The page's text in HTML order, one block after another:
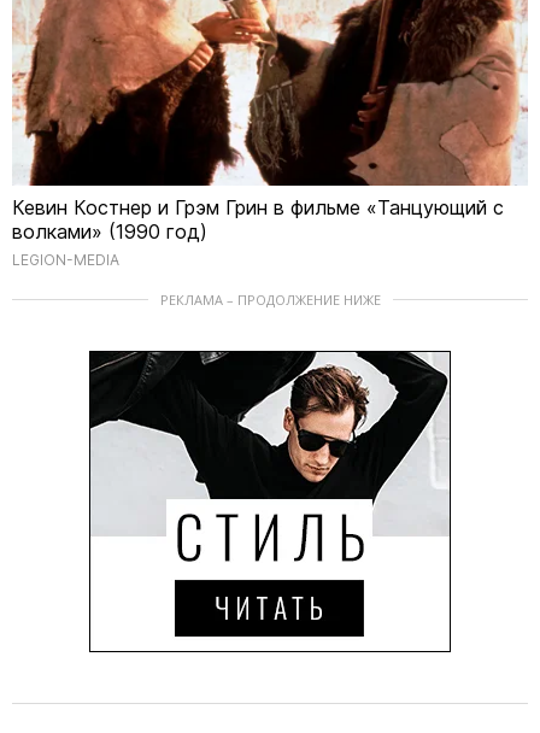
Кевин Костнер и Грэм Грин в фильме «Танцующий с
волками» (1990 год)
LEGION-MEDIA
РЕКЛАМА – ПРОДОЛЖЕНИЕ НИЖЕ